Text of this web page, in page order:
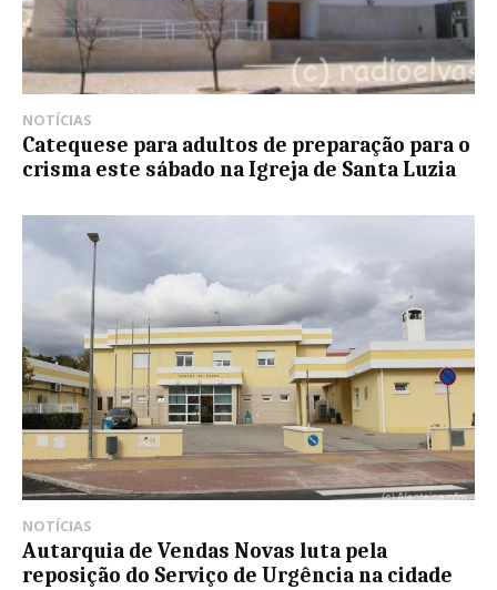
NOTÍCIAS
Catequese para adultos de preparação para o
crisma este sábado na Igreja de Santa Luzia
NOTÍCIAS
Autarquia de Vendas Novas luta pela
reposição do Serviço de Urgência na cidade